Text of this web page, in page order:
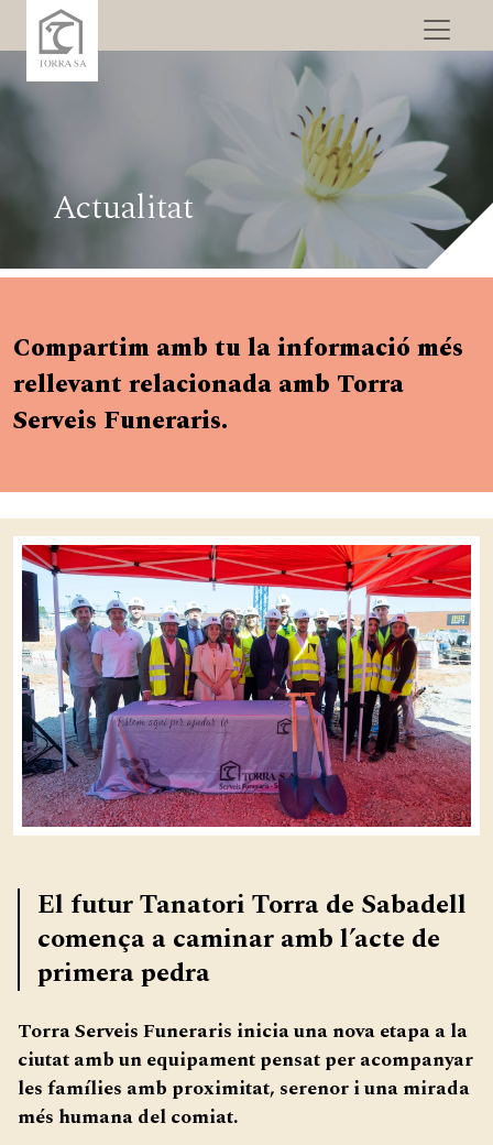
Actualitat
Compartim amb tu la informació més
rellevant relacionada amb Torra
Serveis Funeraris.
El futur Tanatori Torra de Sabadell
comença a caminar amb l’acte de
primera pedra
Torra Serveis Funeraris inicia una nova etapa a la
ciutat amb un equipament pensat per acompanyar
les famílies amb proximitat, serenor i una mirada
més humana del comiat.